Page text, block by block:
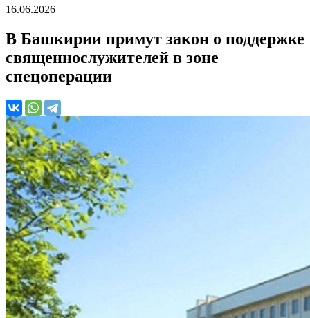
16.06.2026
В Башкирии примут закон о поддержке
священнослужителей в зоне
спецоперации